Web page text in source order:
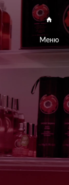
Меню